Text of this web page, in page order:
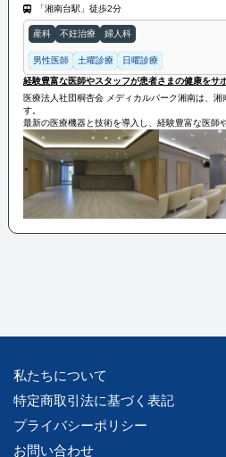
「湘南台駅」徒歩2分
産科 不妊治療 婦人科
男性医師 土曜診療 日曜診療
経験豊富な医師やスタッフが患者さまの健康をサ
医療法人社団桐杏会 メディカルパーク湘南は、
す。
最新の医療機器と技術を導入し、経験豊富な医師
トします。
アクセスが便利であるため、地域の患者さまに
関として知られています。
私たちについて
特定商取引法に基づく表記
プライバシーポリシー
お問い合わせ